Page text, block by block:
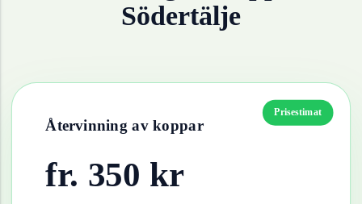
Södertälje
Prisestimat
Återvinning av koppar
fr. 350 kr